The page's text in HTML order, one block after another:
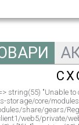
"Unable
core/
share/gears/
web5/private/